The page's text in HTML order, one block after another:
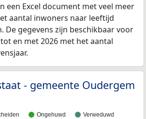
een Excel document met veel meer
aantal inwoners naar leeftijd
De gegevens zijn beschikbaar voor
en met 2026 met het aantal
- gemeente Oudergem
Ongehuwd Verweduwd